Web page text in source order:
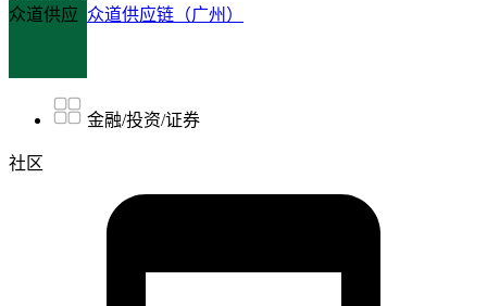
众道供应 众道供应链（广州）
金融/投资/证券
社区